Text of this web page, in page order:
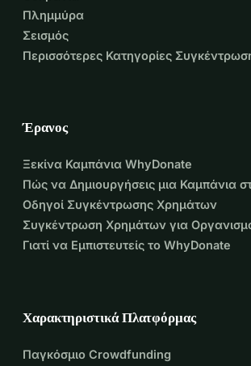
Πλημμύρα
Σεισμός
Περισσότερες Κατηγορίες
Έρανος
Ξεκίνα Καμπάνια WhyDonate
Πώς να Δημιουργήσεις μια Καμπάνια
Οδηγοί Συγκέντρωσης Χρημάτων
Συγκέντρωση Χρημάτων για
Γιατί να Εμπιστευτείς το WhyDonate
Χαρακτηριστικά Πλατφόρμας
Παγκόσμιο Crowdfunding